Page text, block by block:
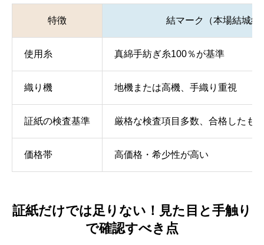
特徴 結マーク（本場結城紬
使用糸 真綿手紡ぎ糸100％が基準
織り機 地機または高機、手織り重視
証紙の検査基準 厳格な検査項目多数、合格したも
価格帯 高価格・希少性が高い
証紙だけでは足りない！見た目と手触り
で確認すべき点